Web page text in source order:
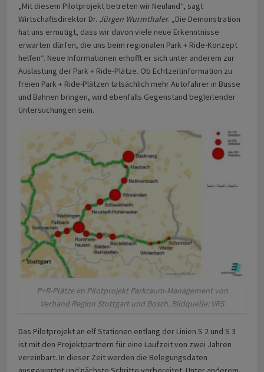
„Mit diesem Pilotprojekt betreten wir Neuland“, sagt
Wirtschaftsdirektor Dr. Jürgen Wurmthaler. „Die Demonstration
hat uns ermutigt, dass wir davon viele neue Erkenntnisse
erwarten dürfen, die uns beim regionalen Park + Ride-Konzept
helfen“. Neue Informationen erhofft er sich unter anderem zur
Auslastung der Park + Ride-Plätze. Ob Echtzeitinformation zu
freien Park + Ride-Plätzen tatsächlich mehr Autofahrer in Busse
und Bahnen bringen, wird ebenfalls Gegenstand begleitender
Untersuchungen sein.
P+R-Plätze im Pilotprojekt Parkraum-Management von
Verband Region Stuttgart und Bosch. Bildquelle: VRS
Das Pilotprojekt an elf Stationen entlang der Linien S 2 und S 3
ist mit den Projektpartnern für eine Laufzeit von zwei Jahren
vereinbart. In dieser Zeit werden die Belegungsdaten